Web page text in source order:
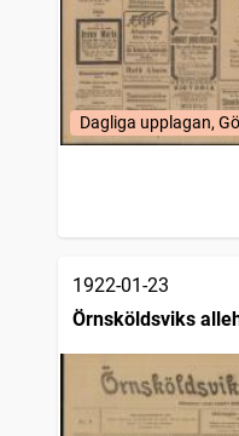
Dagliga upplagan,
1922-01-23
Örnsköldsviks